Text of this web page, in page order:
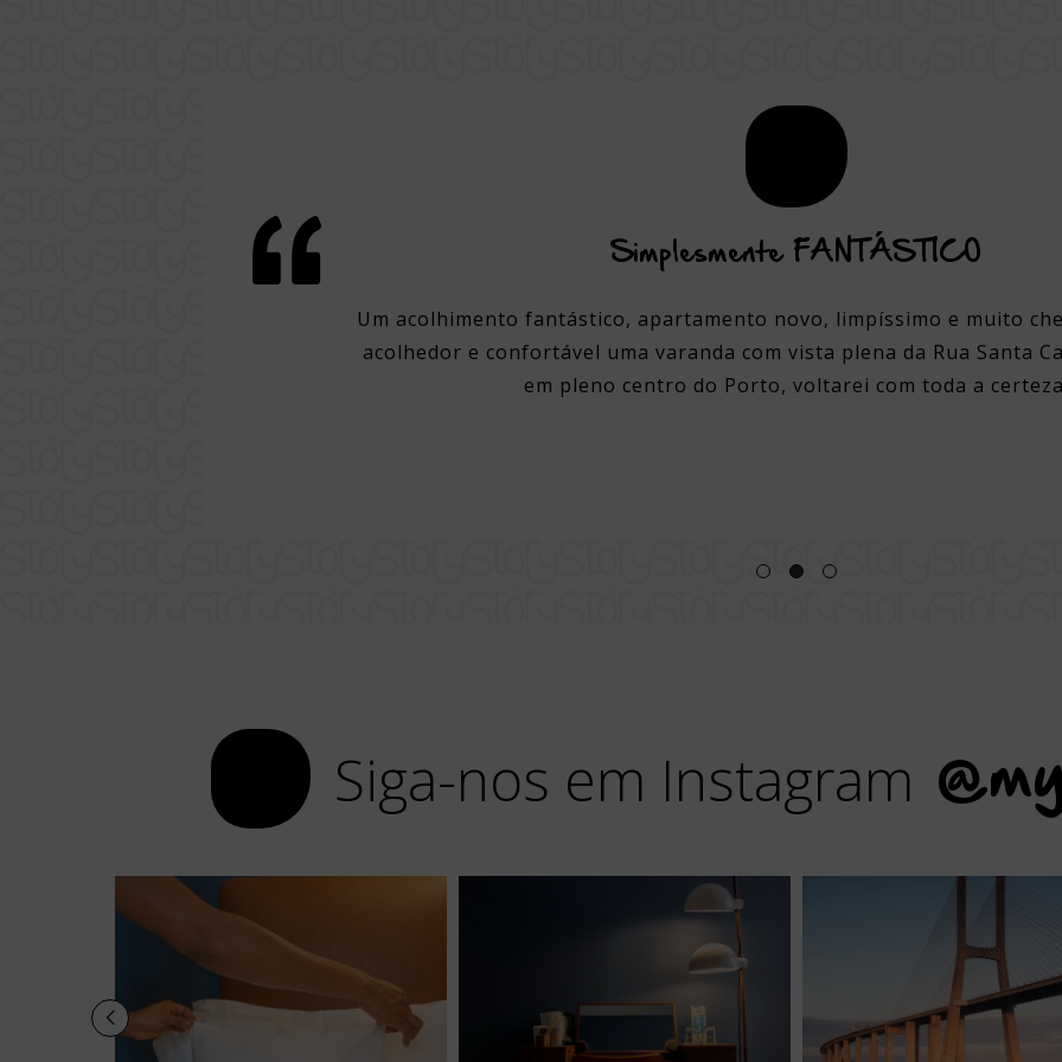
conforto em Lisboa Simplesmente FANTÁSTICO
Um acolhimento fantástico, apartamento novo, limpíssimo e muito
acolhedor e confortável uma varanda com vista plena da Rua Santa
em pleno centro do Porto, voltarei com toda a
Siga-nos em Instagram